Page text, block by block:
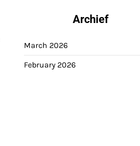
Archief
March 2026
February 2026